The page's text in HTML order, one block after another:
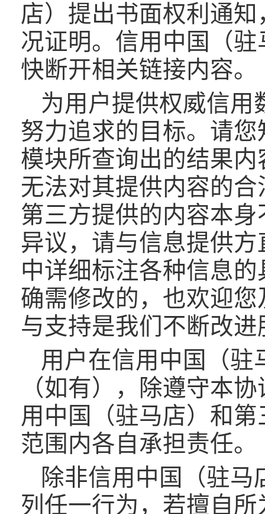
店）提出书面权利通
况证明。信用中国（
快断开相关链接内容。
为用户提供权威信用
努力追求的目标。请
模块所查询出的结果
无法对其提供内容的
第三方提供的内容本
异议，请与信息提供
中详细标注各种信息
确需修改的，也欢迎
与支持是我们不断改
用户在信用中国（驻
（如有），除遵守本
用中国（驻马店）和
范围内各自承担责任。
除非信用中国（驻
列任一行为，若擅自